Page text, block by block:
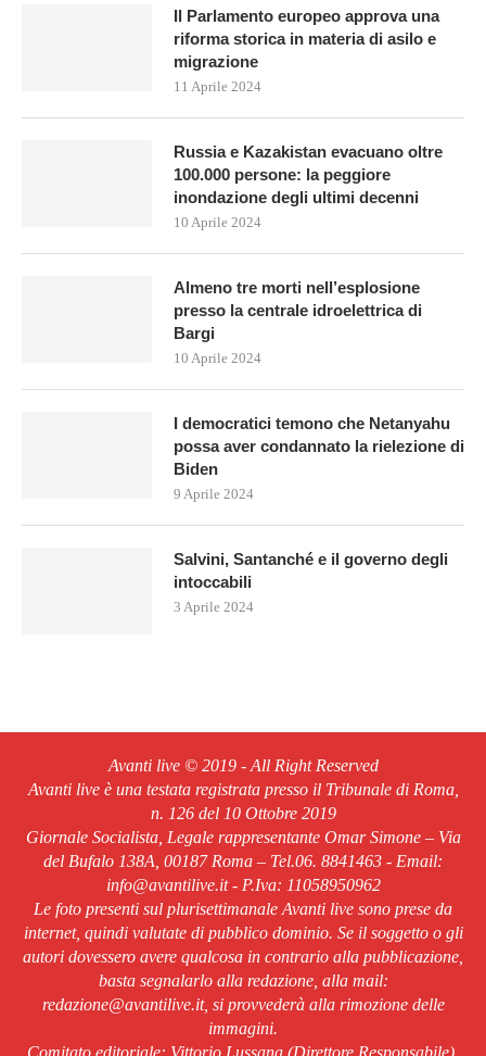
Il Parlamento europeo approva una
riforma storica in materia di asilo e
migrazione
11 Aprile 2024
Russia e Kazakistan evacuano oltre
100.000 persone: la peggiore
inondazione degli ultimi decenni
10 Aprile 2024
Almeno tre morti nell’esplosione
presso la centrale idroelettrica di
Bargi
10 Aprile 2024
I democratici temono che Netanyahu
possa aver condannato la rielezione di
Biden
9 Aprile 2024
Salvini, Santanché e il governo degli
intoccabili
3 Aprile 2024
Avanti live © 2019 - All Right Reserved
Avanti live è una testata registrata presso il Tribunale di Roma,
n. 126 del 10 Ottobre 2019
Giornale Socialista, Legale rappresentante Omar Simone – Via
del Bufalo 138A, 00187 Roma – Tel.06. 8841463 - Email:
info@avantilive.it - P.Iva: 11058950962
Le foto presenti sul plurisettimanale Avanti live sono prese da
internet, quindi valutate di pubblico dominio. Se il soggetto o gli
autori dovessero avere qualcosa in contrario alla pubblicazione,
basta segnalarlo alla redazione, alla mail:
redazione@avantilive.it, si provvederà alla rimozione delle
immagini.